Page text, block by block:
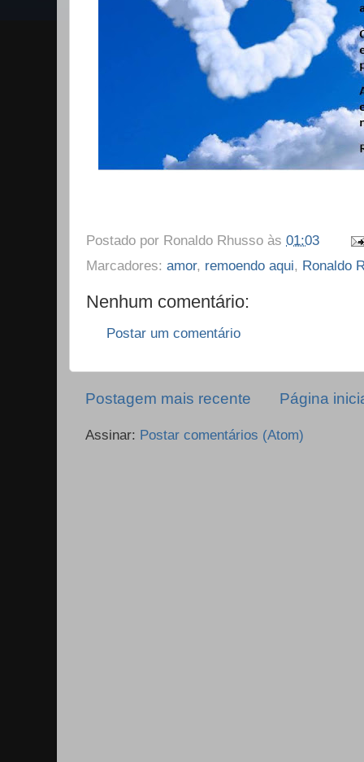
Postado por Ronaldo Rhusso às 01:03
Marcadores: amor, remoendo aqui, Ronaldo
Nenhum comentário:
Postar um comentário
Postagem mais recente Página
Assinar: Postar comentários (Atom)